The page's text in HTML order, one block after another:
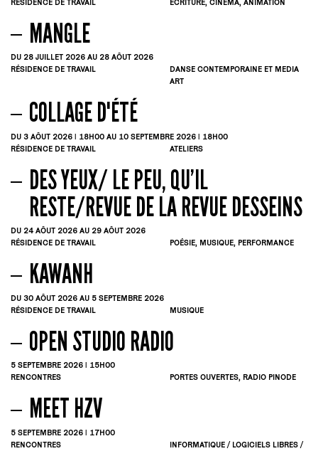
RÉSIDENCE DE TRAVAIL
ÉCRITURE, CINÉMA, ANIMATION
MANGLE
DU 28 JUILLET 2026 AU 28 AÔUT 2026
RÉSIDENCE DE TRAVAIL
DANSE CONTEMPORAINE ET MEDIA
ART
COLLAGE D'ÉTÉ
DU 3 AÔUT 2026 | 18H00 AU 10 SEPTEMBRE 2026 | 18H00
RÉSIDENCE DE TRAVAIL
ATELIERS
DES YEUX/ LE PEU, QU’IL
RESTE/REVUE DE LA REVUE DESSEINS
DU 24 AÔUT 2026 AU 29 AÔUT 2026
RÉSIDENCE DE TRAVAIL
POÉSIE, MUSIQUE, PERFORMANCE
KAWANH
DU 30 AÔUT 2026 AU 5 SEPTEMBRE 2026
RÉSIDENCE DE TRAVAIL
MUSIQUE
OPEN STUDIO RADIO
5 SEPTEMBRE 2026 | 15H00
RENCONTRES
PORTES OUVERTES, RADIO PINODE
MEET HZV
5 SEPTEMBRE 2026 | 17H00
RENCONTRES
INFORMATIQUE / LOGICIELS LIBRES /